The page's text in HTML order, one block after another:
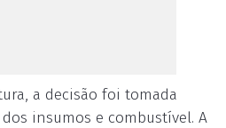
a decisão foi tomada
insumos e combustível. A